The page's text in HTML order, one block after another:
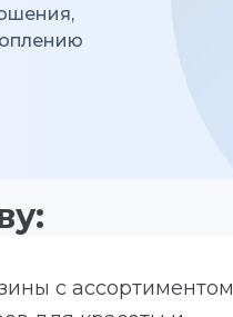
с ассортиментом